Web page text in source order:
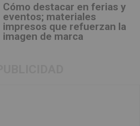
Cómo destacar en ferias y
eventos; materiales
impresos que refuerzan la
imagen de marca